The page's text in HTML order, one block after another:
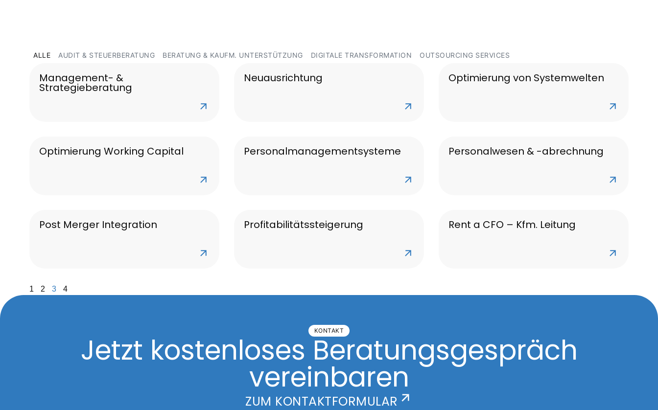
AUDIT & STEUERBERATUNG BERATUNG & KAUFM. UNTERSTÜTZUNG DIGITALE TRANSFORMATION OUTSOURCING SERVICES
ALLE
Management- &
Strategieberatung
Neuausrichtung Optimierung von Systemwelten
Optimierung Working Capital Personalmanagementsysteme Personalwesen & -abrechnung
Post Merger Integration Profitabilitätssteigerung Rent a CFO – Kfm. Leitung
1 2 3 4
KONTAKT
Jetzt kostenloses Beratungsgespräch
vereinbaren
ZUM KONTAKTFORMULAR